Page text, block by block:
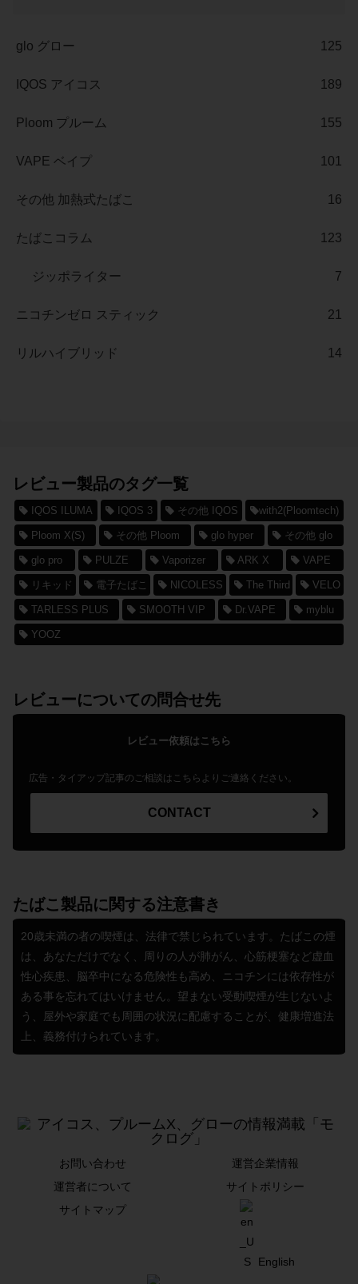
glo グロー 125
IQOS アイコス 189
Ploom プルーム 155
VAPE ベイプ 101
その他 加熱式たばこ 16
たばこコラム 123
ジッポライター 7
ニコチンゼロ スティック 21
リルハイブリッド 14
レビュー製品のタグ一覧
IQOS ILUMA IQOS 3 その他 IQOS with2(Ploomtech)
Ploom X(S) その他 Ploom glo hyper その他 glo
glo pro PULZE Vaporizer ARK X VAPE
リキッド 電子たばこ NICOLESS The Third VELO
TARLESS PLUS SMOOTH VIP Dr.VAPE myblu
YOOZ
レビューについての問合せ先
レビュー依頼はこちら
広告・タイアップ記事のご相談はこちらよりご連絡ください。
CONTACT
たばこ製品に関する注意書き
20歳未満の者の喫煙は、法律で禁じられています。たばこの煙
は、あなただけでなく、周りの人が肺がん、心筋梗塞など虚血
性心疾患、脳卒中になる危険性も高め、ニコチンには依存性が
ある事を忘れてはいけません。望まない受動喫煙が生じないよ
う、屋外や家庭でも周囲の状況に配慮することが、健康増進法
上、義務付けられています。
お問い合わせ
運営企業情報
運営者について
サイトポリシー
サイトマップ
English